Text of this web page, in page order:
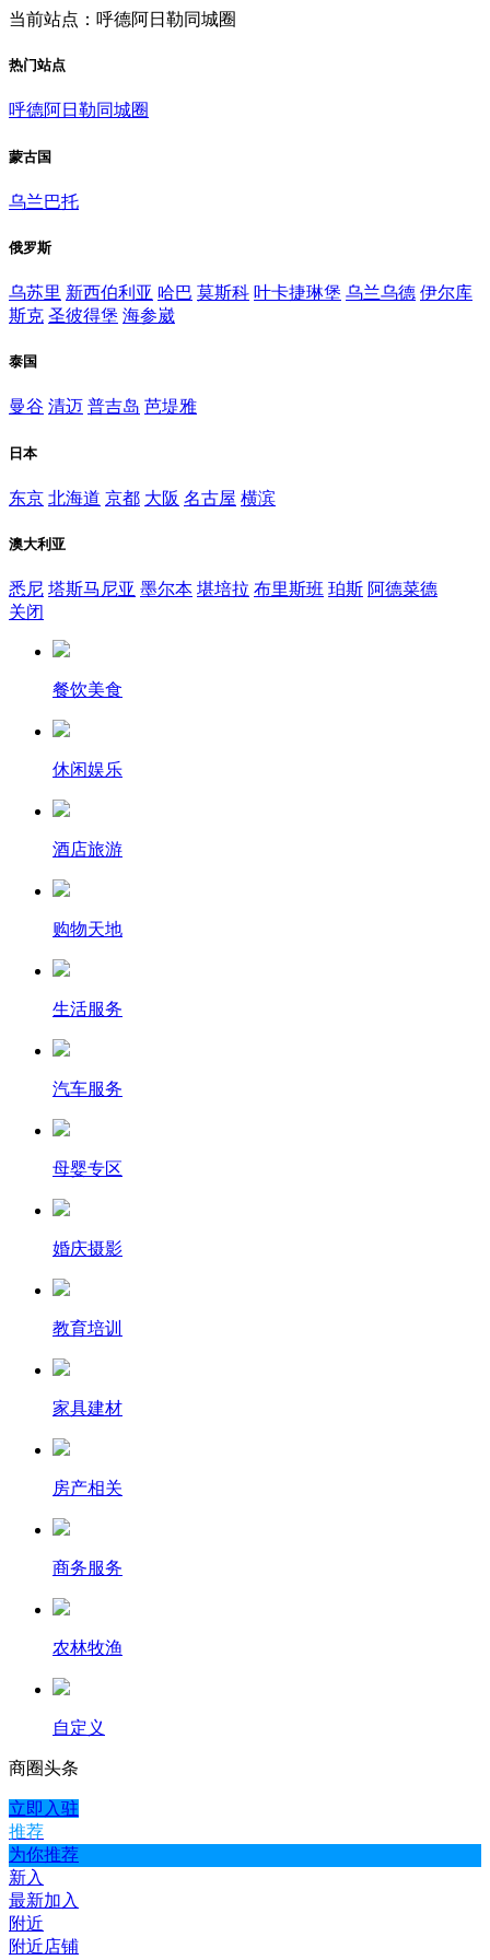
当前站点：呼德阿日勒同城圈
热门站点
呼德阿日勒同城圈
蒙古国
乌兰巴托
俄罗斯
乌苏里 新西伯利亚 哈巴 莫斯科 叶卡捷琳堡 乌兰乌德 伊尔库
斯克 圣彼得堡 海参崴
泰国
曼谷 清迈 普吉岛 芭堤雅
日本
东京 北海道 京都 大阪 名古屋 横滨
澳大利亚
悉尼 塔斯马尼亚 墨尔本 堪培拉 布里斯班 珀斯 阿德菜德
关闭
餐饮美食
休闲娱乐
酒店旅游
购物天地
生活服务
汽车服务
母婴专区
婚庆摄影
教育培训
家具建材
房产相关
商务服务
农林牧渔
自定义
商圈头条
立即入驻
推荐
为你推荐
新入
最新加入
附近
附近店铺